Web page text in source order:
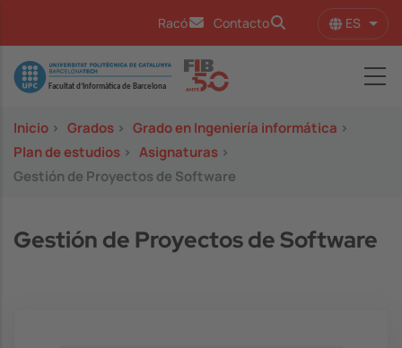
Racó Contacto ES
Image
Inicio > Grados > Grado en Ingeniería informática >
Plan de estudios > Asignaturas >
Gestión de Proyectos de Software
Gestión de Proyectos de Software